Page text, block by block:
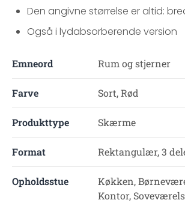
Den angivne størrelse er altid:
Også i lydabsorberende version
Emneord Rum og stjerner
Farve Sort, Rød
Produkttype Skærme
Format Rektangulær, 3
Opholdsstue
Køkken,
Kontor,